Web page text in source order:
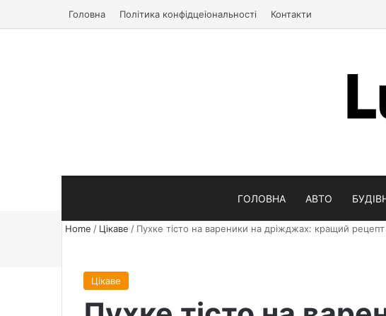
Головна Політика конфідцеіональності Контакти
ГОЛОВНА АВТО
Home / Цікаве / Пухке тісто на вареники на дріжджах: кращий
Цікаве